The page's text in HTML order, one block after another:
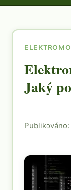
Jaký
Publikováno: